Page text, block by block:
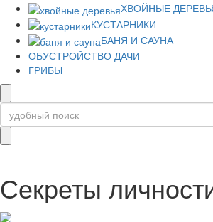
ХВОЙНЫЕ
КУСТАРНИКИ
БАНЯ И САУНА
ОБУСТРОЙСТВО ДАЧИ
ГРИБЫ
Секреты